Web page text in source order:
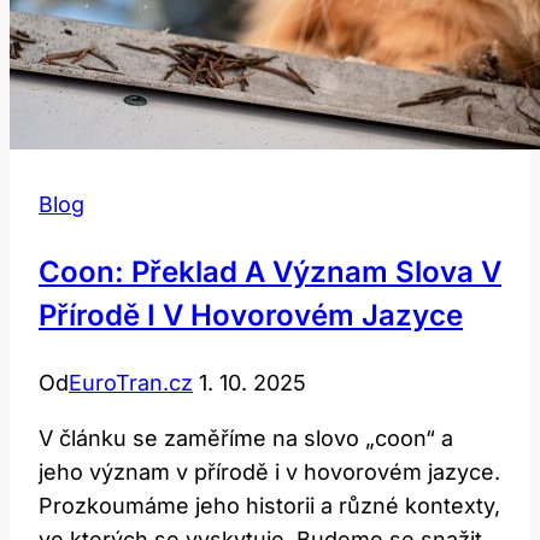
Blog
Coon: Překlad A Význam Slova V
Přírodě I V Hovorovém Jazyce
OdEuroTran.cz 1. 10. 2025
V článku se zaměříme na slovo „coon“ a
jeho význam v přírodě i v hovorovém jazyce.
Prozkoumáme jeho historii a různé kontexty,